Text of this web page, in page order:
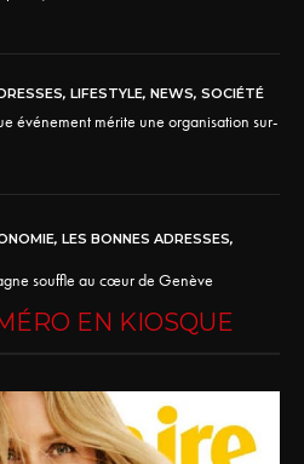
, LIFESTYLE, NEWS, SOCIÉTÉ
événement mérite une organisation sur-
, LES BONNES ADRESSES,
souffle au cœur de Genève
EN KIOSQUE